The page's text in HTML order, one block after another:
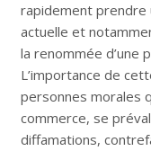
rapidement prendre
actuelle et
la renommée d’une
L’importance de
personnes morales
commerce, se
diffamations,